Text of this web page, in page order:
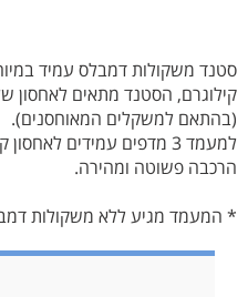
(בהתאם למשקלים המאוחסנים).
למעמד 3 מדפים עמידים לאחסון קל ונגיש של משקולות דמבלס.
הרכבה פשוטה ומהירה.
* המעמד מגיע ללא משקולות